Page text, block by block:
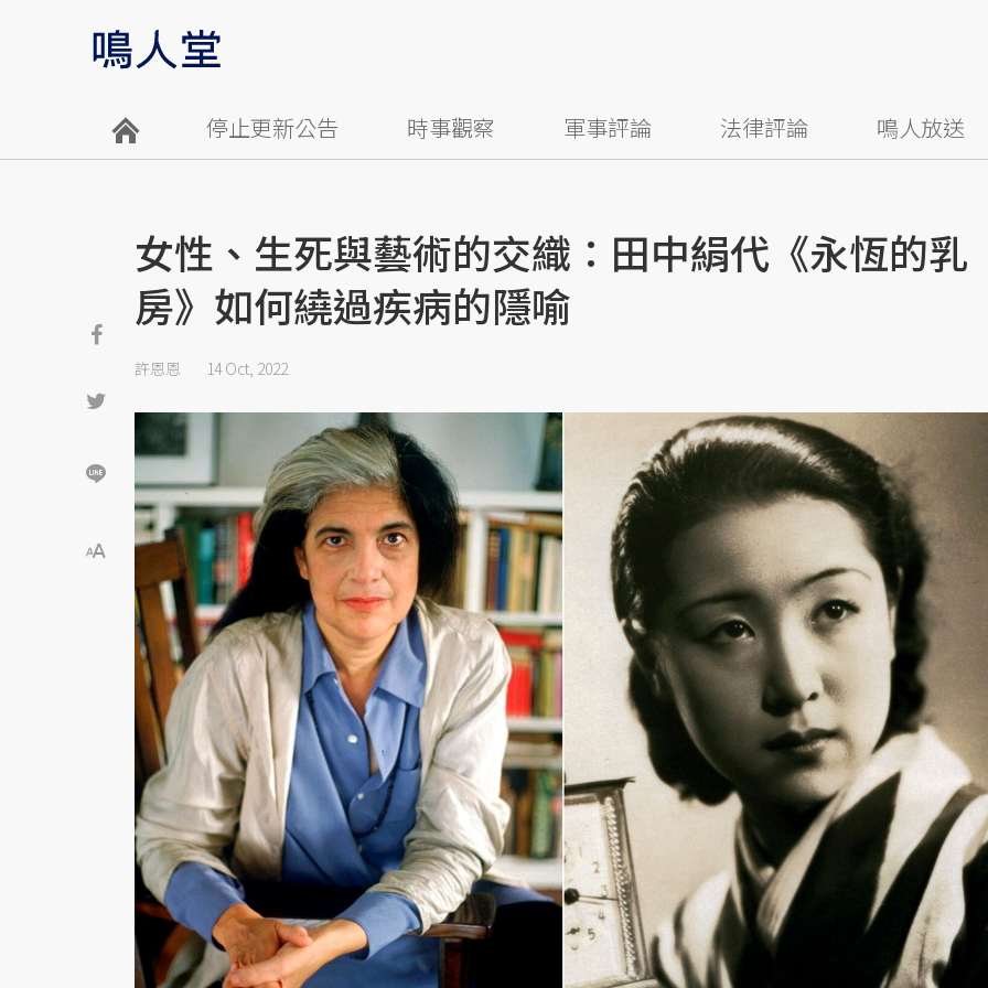
停止更新公告 時事觀察 軍事評論 法律評論 鳴人放送
女性、生死與藝術的交織：田中絹代《永恆的乳
房》如何繞過疾病的隱喻
許恩恩 14 Oct, 2022